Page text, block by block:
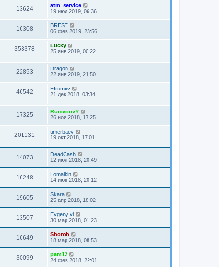
13624
atm_service
19 июл 2019, 06:36
16308
BREST
06 фев 2019, 23:56
353378
Lucky
25 янв 2019, 00:22
22853
Dragon
22 янв 2019, 21:50
46542
Efremov
21 дек 2018, 03:34
17325
RomanovY
26 ноя 2018, 17:25
201131
timerbaev
19 окт 2018, 17:01
14073
DeadCash
12 июл 2018, 20:49
16248
Lomalkin
14 июн 2018, 20:12
19605
Skara
25 апр 2018, 18:02
13507
Evgeny vl
30 мар 2018, 01:23
16649
Shoroh
18 мар 2018, 08:53
30099
pam12
24 фев 2018, 22:01